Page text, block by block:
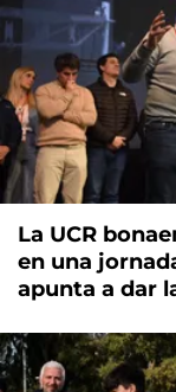
La UCR
en una
apunta a dar